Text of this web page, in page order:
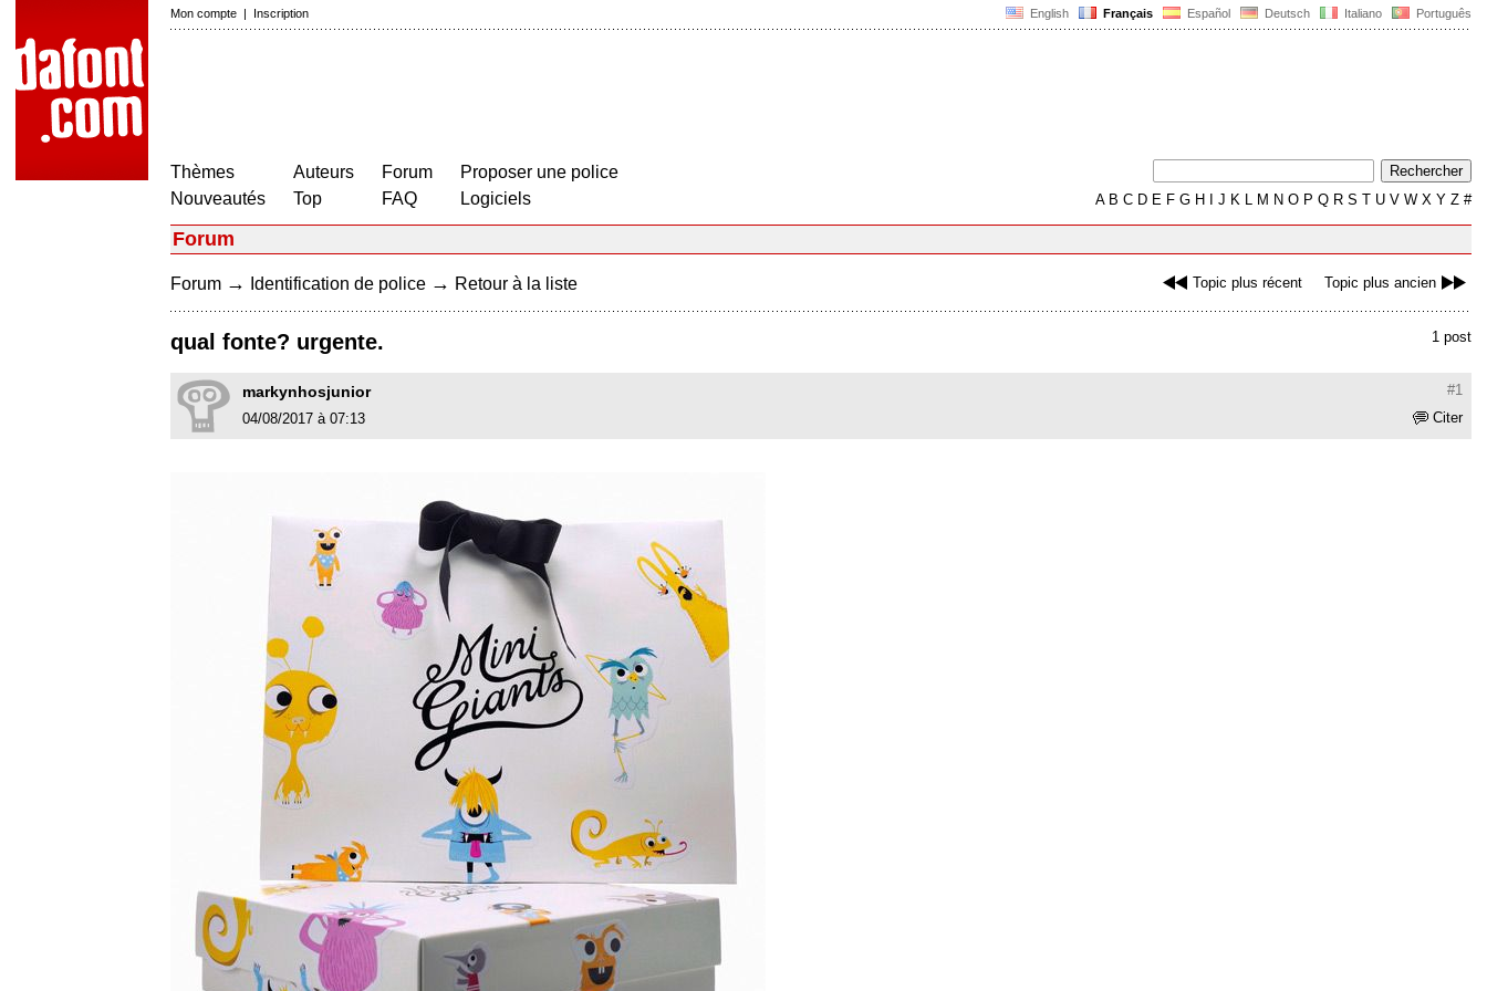
English Français Español Deutsch Italiano Português
Mon compte | Inscription
Thèmes
Nouveautés
Auteurs
Top
Forum
FAQ
Proposer une police
Logiciels
AB C D E F G H J K L M N O P Q R S T U V W X Y Z #
Forum
Topic plus récent Topic plus ancien
Forum → Identification de police → Retour à la liste
1 post
qual fonte? urgente.
#1
markynhosjunior
Citer
04/08/2017 à 07:13